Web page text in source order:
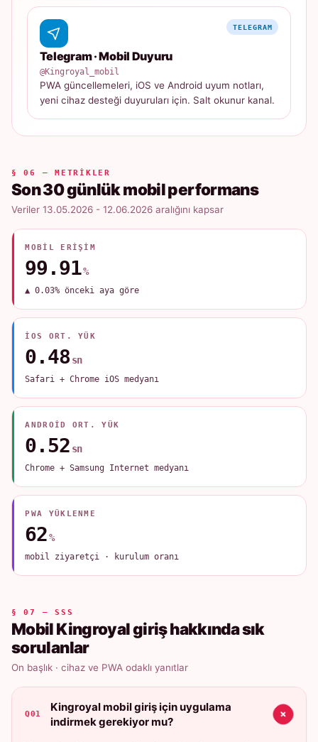
TELEGRAM
Telegram · Mobil Duyuru
@Kingroyal_mobil
PWA güncellemeleri, iOS ve Android uyum notları,
yeni cihaz desteği duyuruları için. Salt okunur kanal.
§ 06 — METRIKLER
Son 30 günlük mobil performans
Veriler 13.05.2026 - 12.06.2026 aralığını kapsar
MOBIL ERIŞIM
99.91%
▲ 0.03% önceki aya göre
IOS ORT. YÜK
0.48 sn
Safari + Chrome iOS medyanı
ANDROID ORT. YÜK
0.52 sn
Chrome + Samsung Internet medyanı
PWA YÜKLENME
62%
mobil ziyaretçi · kurulum oranı
§ 07 — SSS
Mobil Kingroyal giriş hakkında sık
sorulanlar
On başlık · cihaz ve PWA odaklı yanıtlar
Q01
Kingroyal mobil giriş için uygulama
indirmek gerekiyor mu?
+